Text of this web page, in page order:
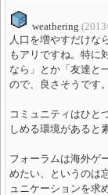
weathering
人口を増やすだけな
もアリですね。特に
なら」とか「友達と
ので、良さそうです。
コミュニティはひと
しめる環境があると
フォーラムは海外ゲ
めたい、というのは
ュニケーションを求